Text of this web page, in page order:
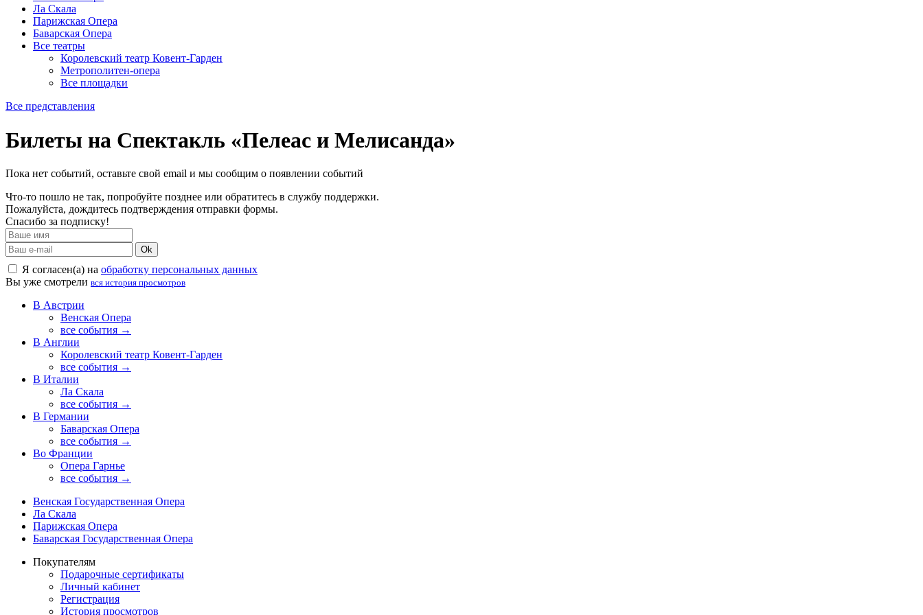
Ла Скала
Парижская Опера
Баварская Опера
Все театры
Королевский театр Ковент-Гарден
Метрополитен-опера
Все площадки
Все представления
Билеты на Спектакль «Пелеас и Мелисанда»
Пока нет событий, оставьте свой email и мы сообщим о появлении событий
Что-то пошло не так, попробуйте позднее или обратитесь в службу поддержки.
Пожалуйста, дождитесь подтверждения отправки формы.
Спасибо за подписку!
Ok
Я согласен(а) на обработку персональных данных
Вы уже смотрели вся история просмотров
В Австрии
Венская Опера
все события →
В Англии
Королевский театр Ковент-Гарден
все события →
В Италии
Ла Скала
все события →
В Германии
Баварская Опера
все события →
Во Франции
Опера Гарнье
все события →
Венская Государственная Опера
Ла Скала
Парижская Опера
Баварская Государственная Опера
Покупателям
Подарочные сертификаты
Личный кабинет
Регистрация
История просмотров